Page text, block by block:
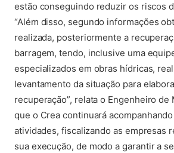
estão conseguindo reduzir os riscos
“Além disso, segundo informações
realizada, posteriormente a
barragem, tendo, inclusive uma
especializados em obras hídricas,
levantamento da situação para
recuperação”, relata o Engenheiro de
que o Crea continuará
atividades, fiscalizando as empresas
sua execução, de modo a garantir a